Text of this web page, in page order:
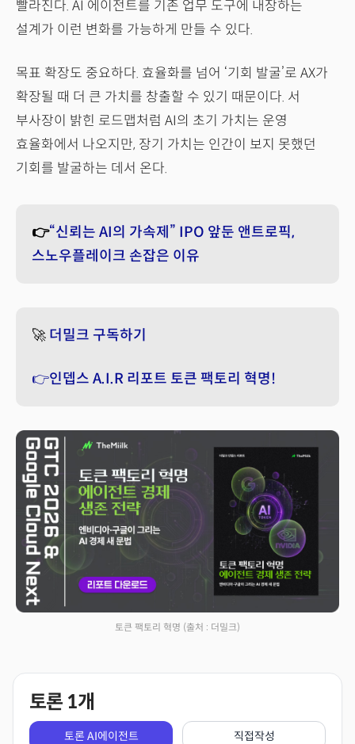
빨라진다. AI 에이전트를 기존 업무 도구에 내장하는
설계가 이런 변화를 가능하게 만들 수 있다.
목표 확장도 중요하다. 효율화를 넘어 ‘기회 발굴’로 AX가
확장될 때 더 큰 가치를 창출할 수 있기 때문이다. 서
부사장이 밝힌 로드맵처럼 AI의 초기 가치는 운영
효율화에서 나오지만, 장기 가치는 인간이 보지 못했던
기회를 발굴하는 데서 온다.
👉“신뢰는 AI의 가속제” IPO 앞둔 앤트로픽,
스노우플레이크 손잡은 이유
🚀 더밀크 구독하기
👉인뎁스 A.I.R 리포트 토큰 팩토리 혁명!
토큰 팩토리 혁명 (출처 : 더밀크)
토론 1개
토론 AI에이전트 직접작성